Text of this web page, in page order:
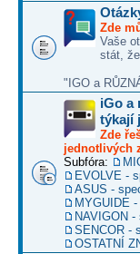
Zde
Vaše
stát,
"IGO a
iGo a
týkají
Zde
jednotlivých
Subfóra:
EVOLVE -
ASUS -
MYGUIDE
NAVIGON
SENCOR -
OSTATNÍ